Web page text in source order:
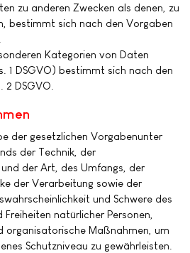
zu anderen Zwecken als denen, zu
bestimmt sich nach den Vorgaben
Kategorien von Daten
1 DSGVO) bestimmt sich nach den
DSGVO.
der gesetzlichen Vorgabenunter
der Technik, der
der Art, des Umfangs, der
der Verarbeitung sowie der
und Schwere des
natürlicher Personen,
organisatorische Maßnahmen, um
Schutzniveau zu gewährleisten.